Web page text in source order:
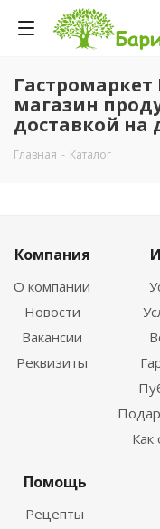
магазин
доставкой на
Главная - Каталог
Компания
О компании
Новости
Вакансии
Реквизиты
Как
Помощь
Рецепты